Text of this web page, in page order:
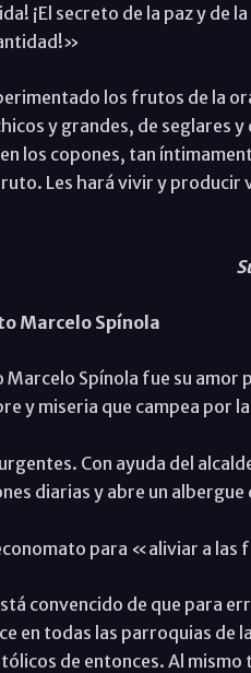
¡El secreto de la paz y de
los frutos de la
y grandes, de seglares
los copones, tan
Les hará vivir y producir
Marcelo Spínola
Spínola fue su amor
y miseria que campea por
Con ayuda del
diarias y abre un
para «aliviar a las
convencido de que para
en todas las parroquias de
de entonces. Al